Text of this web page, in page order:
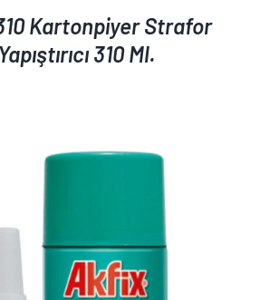
Kartonpiyer Strafor
Yapıştırıcı 310 Ml.